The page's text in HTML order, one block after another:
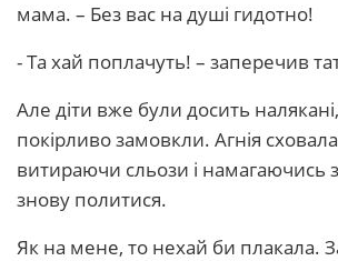
мама. – Без вас на душі гидотно!
- Та хай поплачуть! – заперечив
Але діти вже були досить
покірливо замовкли. Агнія
витираючи сльози і намагаючись
знову политися.
Як на мене, то нехай би плакала.